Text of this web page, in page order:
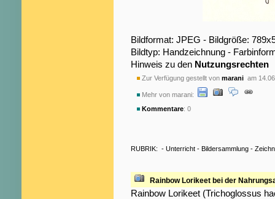
Bildformat: JPEG - Bildgröße:
Bildtyp: Handzeichnung -
Hinweis zu den Nutzungsrechten
Zur Verfügung gestellt von marani am
Mehr von marani:
Kommentare: 0
RUBRIK: - Unterricht - Bildersammlung -
Rainbow Lorikeet bei der
Rainbow Lorikeet (Trichoglossus